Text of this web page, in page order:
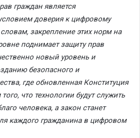
граждан является
доверия к цифровому
закрепление этих норм на
поднимает защиту прав
новый уровень и
безопасного и
где обновленная Конституция
что технологии будут служить
человека, а закон станет
каждого гражданина в цифровом